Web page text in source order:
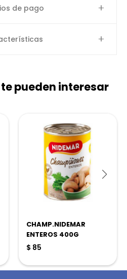
de pago
pueden interesar
CHAMP.NIDEMAR
ENTEROS 400G
$ 85